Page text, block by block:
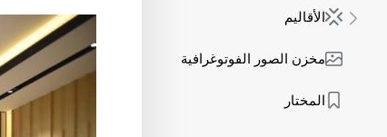
الأقاليم
مخزن الصور الفوتوغرافية
المختار